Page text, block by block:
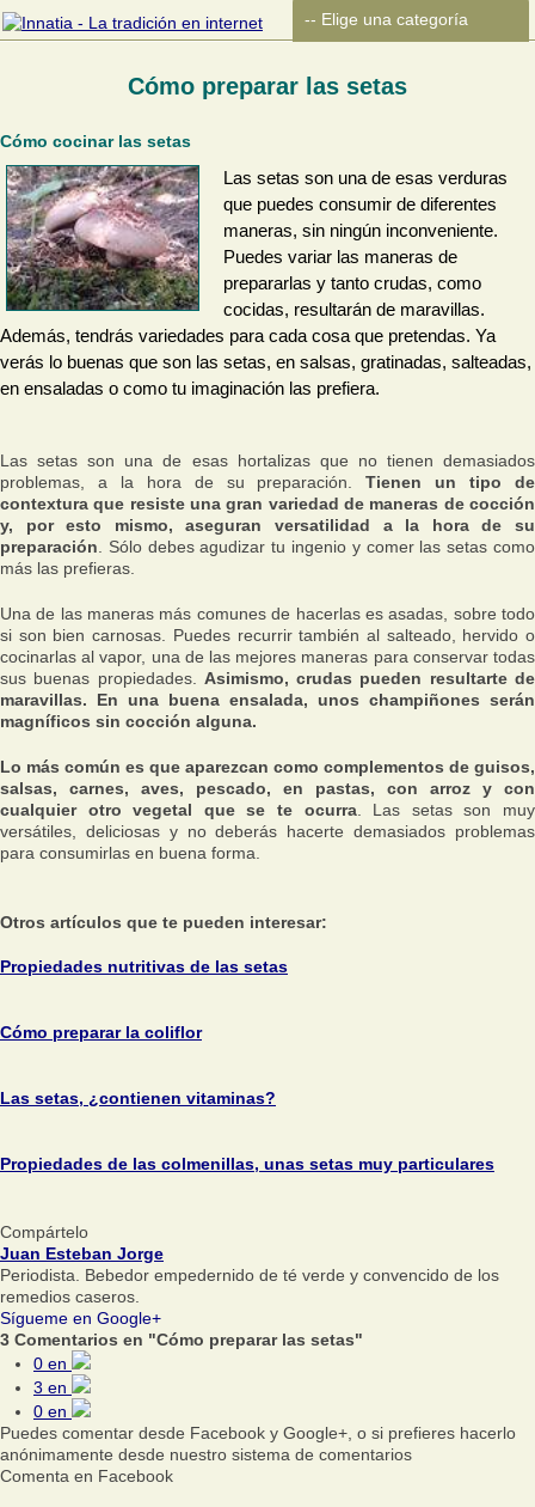
Cómo preparar las setas
Cómo cocinar las setas
Las setas son una de esas verduras
que puedes consumir de diferentes
maneras, sin ningún inconveniente.
Puedes variar las maneras de
prepararlas y tanto crudas, como
cocidas, resultarán de maravillas.
Además, tendrás variedades para cada cosa que pretendas. Ya
verás lo buenas que son las setas, en salsas, gratinadas, salteadas,
en ensaladas o como tu imaginación las prefiera.
Las setas son una de esas hortalizas que no tienen demasiados
problemas, a la hora de su preparación.Tienen un tipo de
contextura que resiste una gran variedad de maneras de cocción
y, por esto mismo, aseguran versatilidad a la hora de su
preparación . Sólo debes agudizar tu ingenio y comer las setas como
más las prefieras.
Una de las maneras más comunes de hacerlas es asadas, sobre todo
si son bien carnosas. Puedes recurrir también al salteado, hervido o
cocinarlas al vapor, una de las mejores maneras para conservar todas
sus buenas propiedades. Asimismo, crudas pueden resultarte de
maravillas. En una buena ensalada, unos champiñones serán
magníficos sin cocción alguna.
Lo más común es que aparezcan como complementos de guisos,
salsas, carnes, aves, pescado, en pastas, con arroz y con
cualquier otro vegetal que se te ocurra. Las setas son muy
versátiles, deliciosas y no deberás hacerte demasiados problemas
para consumirlas en buena forma.
Otros artículos que te pueden interesar:
Propiedades nutritivas de las setas
Cómo preparar la coliflor
Las setas, ¿contienen vitaminas?
Propiedades de las colmenillas, unas setas muy particulares
Compártelo
Juan Esteban Jorge
Periodista. Bebedor empedernido de té verde y convencido de los
remedios caseros.
Sígueme en Google+
3 Comentarios en "Cómo preparar las setas"
0 en
3 en
0 en
Puedes comentar desde Facebook y Google+, o si prefieres hacerlo
anónimamente desde nuestro sistema de comentarios
Comenta en Facebook